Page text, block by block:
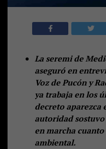
La seremi de
aseguró en
Voz de Pucón y
ya trabaja en los
decreto aparezca
autoridad
en marcha
ambiental.